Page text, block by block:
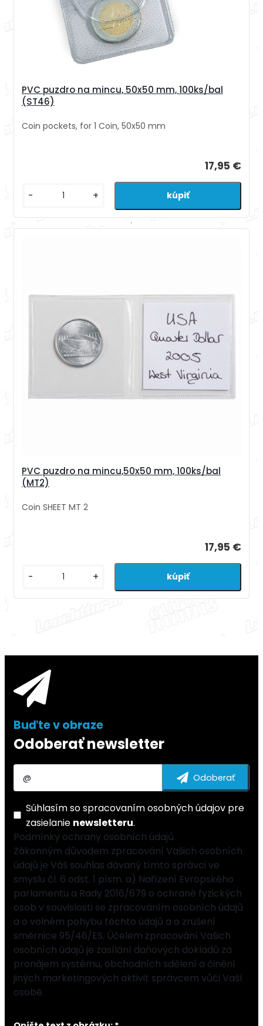
PVC puzdro na mincu, 50x50 mm, 100ks/bal
(ST46)
Coin pockets, for 1 Coin, 50x50 mm
17,95 €
- +
PVC puzdro na mincu,50x50 mm, 100ks/bal
(MT2)
Coin SHEET MT 2
17,95 €
- +
Odoberať newsletter
Súhlasím sospracovaním osobných údajov pre
zasielanie newsletteru.
Podmínky ochrany osobních údajů
Zákonným důvodem zpracování Vašich osobních
údajů je Váš souhlas dávaný tímto správci ve
smyslu čl. 6 odst. 1 písm. a) Nařízení Evropského
parlamentu a Rady 2016/679 o ochraně fyzických
osob v souvislosti se zpracováním osobních údajů
a o volném pohybu těchto údajů a o zrušení
směrnice 95/46/ES. Účelem zpracování Vašich
osobních údajů je zasílání daňových dokladů za
pronájem systému, obchodních sdělení a činění
jiných marketingových aktivit správcem vůči Vaší
osobě.